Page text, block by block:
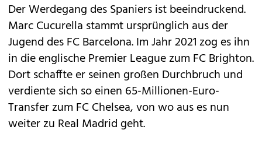
Der Werdegang des Spaniers ist beeindruckend.
Marc Cucurella stammt ursprünglich aus der
Jugend des FC Barcelona. Im Jahr 2021 zog es ihn
in die englische Premier League zum FC Brighton.
Dort schaffte er seinen großen Durchbruch und
verdiente sich so einen 65-Millionen-Euro-
Transfer zum FC Chelsea, von wo aus es nun
weiter zu Real Madrid geht.